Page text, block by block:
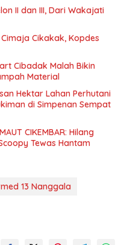
II dan III, Dari Wakajati
Cikakak, Kopdes
Cibadak Malah Bikin
Material
Hektar Lahan Perhutani
di Simpenan Sempat
CIKEMBAR: Hilang
Tewas Hantam
13 Nanggala